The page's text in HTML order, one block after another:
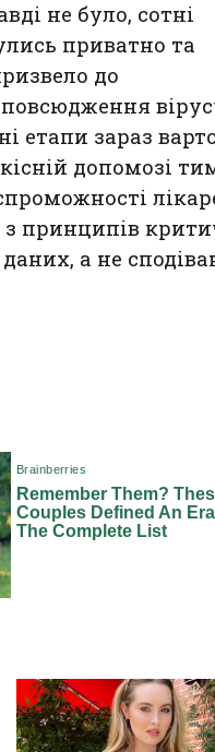
не було, сотні
приватно та
до
етапи зараз
допомозі
принципів
а не